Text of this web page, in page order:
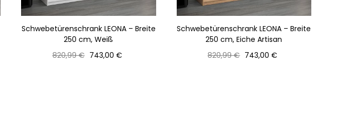
Schwebetürenschrank LEONA – Breite
250 cm, Weiß
Normaler
820,99 € Preis
743,00 €
Schwebetürenschrank LEONA – Breite
250 cm, Eiche Artisan
Normaler
820,99 € Preis
743,00 €